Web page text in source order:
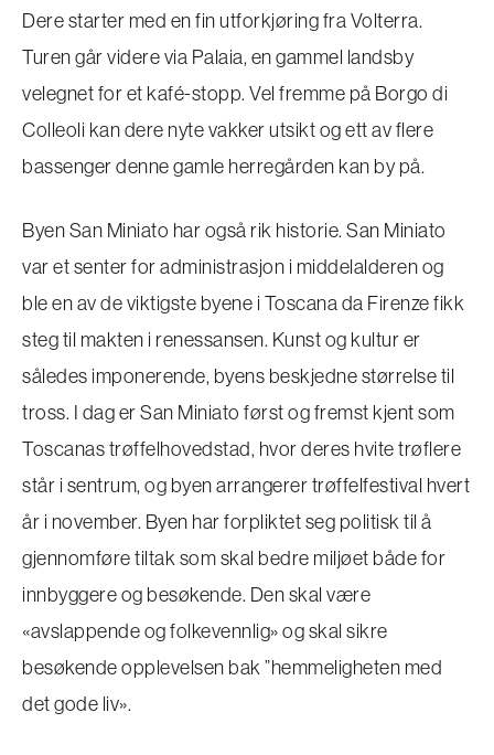
Dere starter med en fin utforkjøring fra Volterra.
Turen går videre via Palaia, en gammel landsby
velegnet for et kafé-stopp. Vel fremme på Borgo di
Colleoli kan dere nyte vakker utsikt og ett av flere
bassenger denne gamle herregården kan by på.
Byen San Miniato har også rik historie. San Miniato
var et senter for administrasjon i middelalderen og
ble en av de viktigste byene i Toscana da Firenze fikk
steg til makten i renessansen. Kunst og kultur er
således imponerende, byens beskjedne størrelse til
tross. I dag er San Miniato først og fremst kjent som
Toscanas trøffelhovedstad, hvor deres hvite trøflere
står i sentrum, og byen arrangerer trøffelfestival hvert
år i november. Byen har forpliktet seg politisk til å
gjennomføre tiltak som skal bedre miljøet både for
innbyggere og besøkende. Den skal være
«avslappende og folkevennlig» og skal sikre
besøkende opplevelsen bak ”hemmeligheten med
det gode liv».